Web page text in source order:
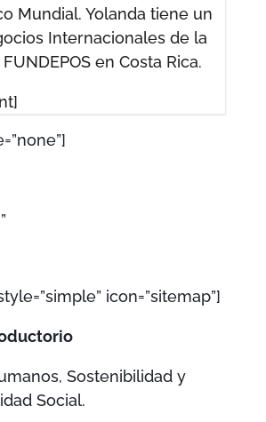
Mundial. Yolanda tiene un
Internacionales de la
en Costa Rica.
icon=”sitemap”]
Sostenibilidad y
Social.